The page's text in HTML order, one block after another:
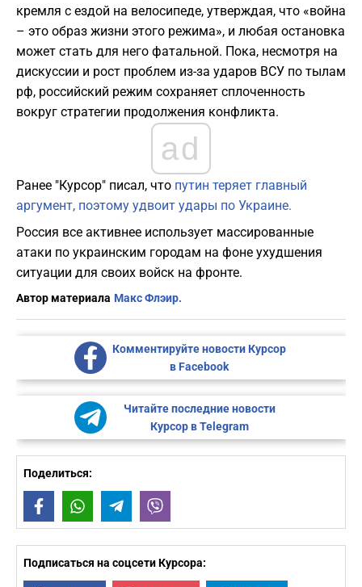
кремля с ездой на велосипеде, утверждая, что «война
– это образ жизни этого режима», и любая остановка
может стать для него фатальной. Пока, несмотря на
дискуссии и рост проблем из-за ударов ВСУ по тылам
рф, российский режим сохраняет сплоченность
вокруг стратегии продолжения конфликта.
ad
Ранее "Курсор" писал, что путин теряет главный
аргумент, поэтому удвоит удары по Украине.
Россия все активнее использует массированные
атаки по украинским городам на фоне ухудшения
ситуации для своих войск на фронте.
Автор материала Макс Флэир.
Комментируйте новости Курсор
в Facebook
Читайте последние новости
Курсор в Telegram
Поделиться:
FacebookWhatsAppTelegram
Подписаться на соцсети Курсора: